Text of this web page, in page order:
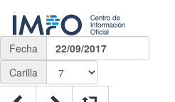
Fecha
22/09/2017
Carilla